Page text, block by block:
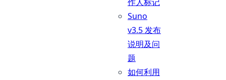
Suno
v3.5 发布
说明及问
题
如何利用